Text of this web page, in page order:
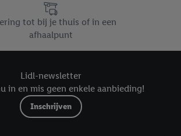
tot bij je thuis of in een
afhaalpunt
Lidl-newsletter
in en mis geen enkele aanbieding!
Inschrijven
et votre droit de révoquer votre
relative à la protection des données